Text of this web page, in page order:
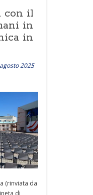
con il
in
in
2025
(rinviata da
di